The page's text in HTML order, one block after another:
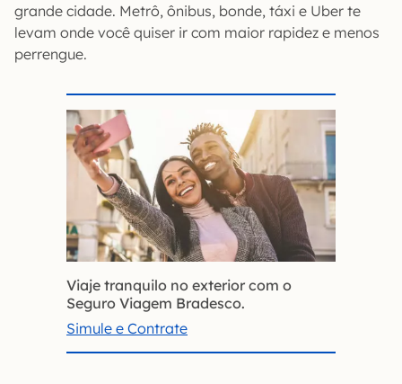
grande cidade. Metrô, ônibus, bonde, táxi e Uber te
levam onde você quiser ir com maior rapidez e menos
perrengue.
Viaje tranquilo no exterior com o
Seguro Viagem Bradesco.
Simule e Contrate